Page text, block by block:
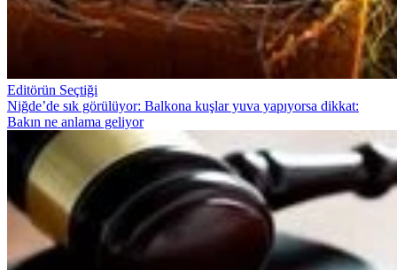
Editörün Seçtiği
Niğde’de sık görülüyor: Balkona kuşlar yuva yapıyorsa dikkat:
Bakın ne anlama geliyor